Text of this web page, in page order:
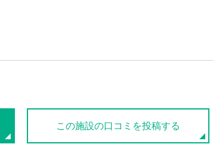
この施設の口コミを投稿する